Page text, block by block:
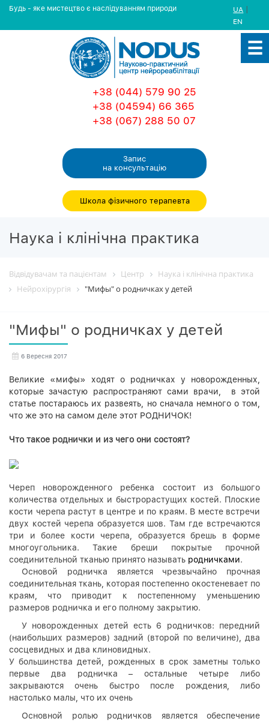
Будь - яке мистецтво є наслідуванням природи UA |
EN
+38 (044) 579 90 25
+38 (04594) 66 365
+38 (067) 288 50 07
Запис
на консультацiю
Школа фізичного терапевта
Наука і клінічна практика
Відвідувачам та пацієнтам Центр
Наука і клінічна практика
Нейрохірургія
"Мифы" о родничках у детей
"Мифы" о родничках у детей
6 Вересня 2017
Великие «мифы» ходят о родничках у новорожденных,
которые зачастую распространяют сами врачи, в этой
статье постараюсь их развеять, но сначала немного о том,
что же это на самом деле этот РОДНИЧОК!
Что такое роднички и из чего они состоят?
Череп новорожденного ребенка состоит из большого
количества отдельных и быстрорастущих костей. Плоские
кости черепа растут в центре и по краям. В месте встречи
двух костей черепа образуется шов. Там где встречаются
три и более кости черепа, образуется брешь в форме
многоугольника. Такие бреши покрытые прочной
соединительной тканью принято называть родничками.
Основой родничка является чрезвычайно прочная
соединительная ткань, которая постепенно окостеневает по
краям, что приводит к постепенному уменьшению
размеров родничка и его полному закрытию.
У новорожденных детей есть 6 родничков: передний
(наибольших размеров) задний (второй по величине), два
сосцевидных и два клиновидных.
У большинства детей, рожденных в срок заметны только
первые два родничка – остальные четыре либо
закрываются очень быстро после рождения, либо
настолько малы, что их очень
Основной ролью родничков является обеспечение